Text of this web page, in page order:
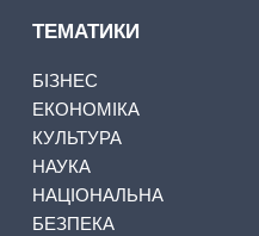
ТЕМАТИКИ
БІЗНЕС
ЕКОНОМІКА
КУЛЬТУРА
НАУКА
НАЦІОНАЛЬНА
БЕЗПЕКА